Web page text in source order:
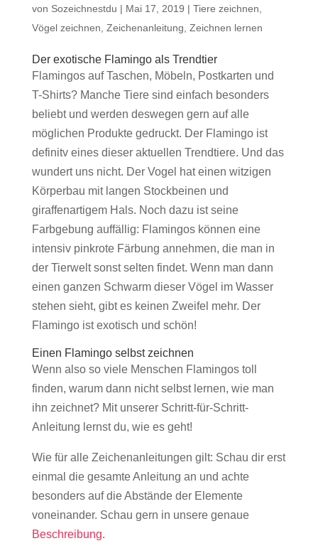
von Sozeichnestdu | Mai 17, 2019 | Tiere zeichnen,
Vögel zeichnen, Zeichenanleitung, Zeichnen lernen
Der exotische Flamingo als Trendtier
Flamingos auf Taschen, Möbeln, Postkarten und
T-Shirts? Manche Tiere sind einfach besonders
beliebt und werden deswegen gern auf alle
möglichen Produkte gedruckt. Der Flamingo ist
definitv eines dieser aktuellen Trendtiere. Und das
wundert uns nicht. Der Vogel hat einen witzigen
Körperbau mit langen Stockbeinen und
giraffenartigem Hals. Noch dazu ist seine
Farbgebung auffällig: Flamingos können eine
intensiv pinkrote Färbung annehmen, die man in
der Tierwelt sonst selten findet. Wenn man dann
einen ganzen Schwarm dieser Vögel im Wasser
stehen sieht, gibt es keinen Zweifel mehr. Der
Flamingo ist exotisch und schön!
Einen Flamingo selbst zeichnen
Wenn also so viele Menschen Flamingos toll
finden, warum dann nicht selbst lernen, wie man
ihn zeichnet? Mit unserer Schritt-für-Schritt-
Anleitung lernst du, wie es geht!
Wie für alle Zeichenanleitungen gilt: Schau dir erst
einmal die gesamte Anleitung an und achte
besonders auf die Abstände der Elemente
voneinander. Schau gern in unsere genaue
Beschreibung.